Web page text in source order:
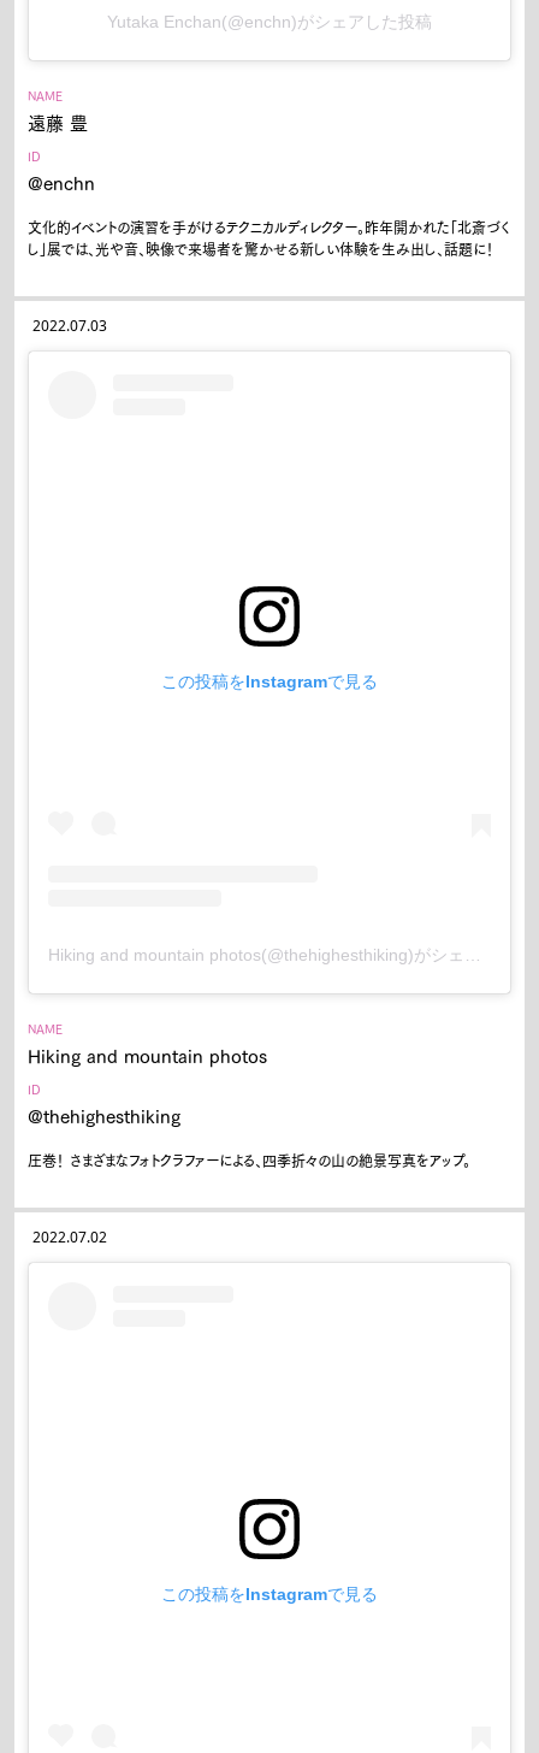
Yutaka Enchan(@enchn)がシェアした投稿
NAME
遠藤 豊
ID
@enchn
文化的イベントの演習を手がけるテクニカルディレクター。昨年開かれた「北斎づく
し」展では、光や音、映像で来場者を驚かせる新しい体験を生み出し、話題に！
2022.07.03
この投稿をInstagramで見る
NAME
Hiking and mountain photos
ID
@thehighesthiking
圧巻！ さまざまなフォトクラファーによる、四季折々の山の絶景写真をアップ。
2022.07.02
この投稿をInstagramで見る